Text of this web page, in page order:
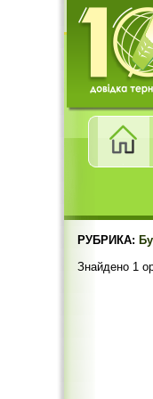
РУБРИКА:
Знайдено 1